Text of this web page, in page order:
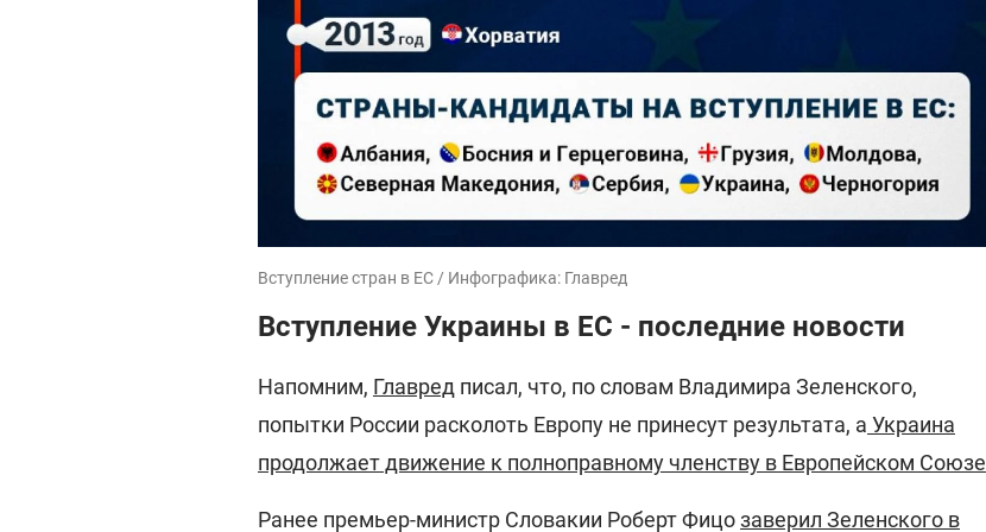
Вступление стран в ЕС / Инфографика: Главред
Вступление Украины в ЕС - последние новости
Напомним, Главред писал, что, по словам Владимира Зеленского,
попытки России расколоть Европу не принесут результата, а Украина
продолжает движение к полноправному членству в Европейском Союзе
Ранее премьер-министр Словакии Роберт Фицозаверил Зеленского в